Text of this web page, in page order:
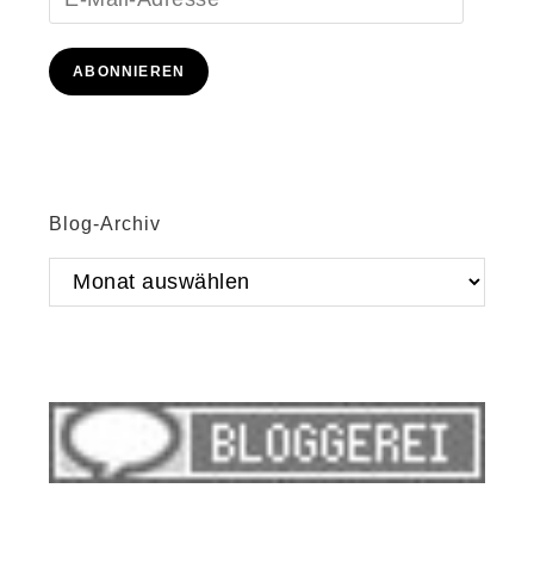
Mail-
Adresse
ABONNIEREN
Blog-Archiv
Blog-
Archiv